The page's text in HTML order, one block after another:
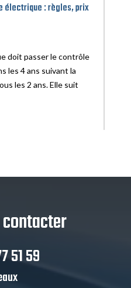
électrique : règles, prix
doit passer le contrôle
les 4 ans suivant la
les 2 ans. Elle suit
51 59